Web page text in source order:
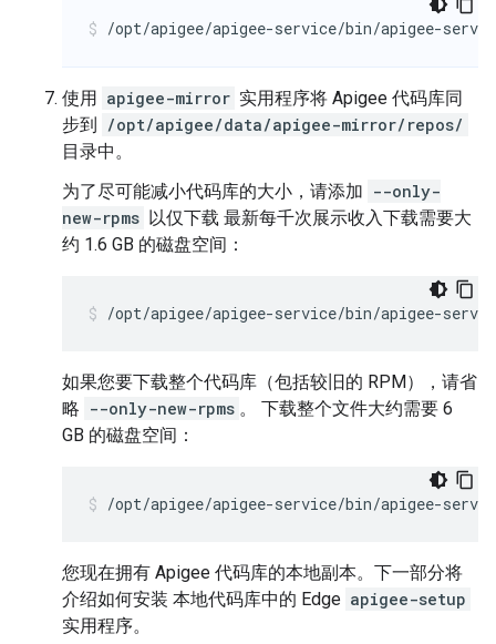
/opt/apigee/apigee-service/bin/apigee-
使用 apigee-mirror 实用程序将 Apigee 代码库同
步到 /opt/apigee/data/apigee-mirror/repos/
目录中。
为了尽可能减小代码库的大小，请添加 --only-
new-rpms 以仅下载 最新每千次展示收入下载需要大
约 1.6 GB 的磁盘空间：
/opt/apigee/apigee-service/bin/apigee-
如果您要下载整个代码库（包括较旧的 RPM），请省
略 --only-new-rpms 。 下载整个文件大约需要 6
GB 的磁盘空间：
/opt/apigee/apigee-service/bin/apigee-
您现在拥有 Apigee 代码库的本地副本。下一部分将
介绍如何安装 本地代码库中的 Edge apigee-setup
实用程序。